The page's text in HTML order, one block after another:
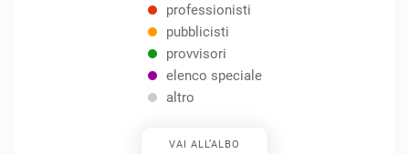
professionisti
pubblicisti
provvisori
elenco speciale
altro
VAI ALL’ALBO